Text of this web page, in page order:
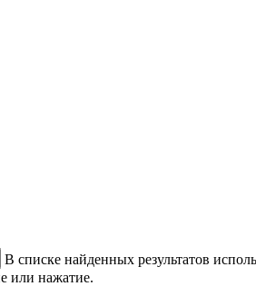
В списке найденных результатов
или нажатие.